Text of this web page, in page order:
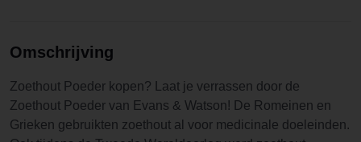
Omschrijving
Zoethout Poeder kopen? Laat je verrassen door de
Zoethout Poeder van Evans & Watson! De Romeinen en
Grieken gebruikten zoethout al voor medicinale doeleinden.